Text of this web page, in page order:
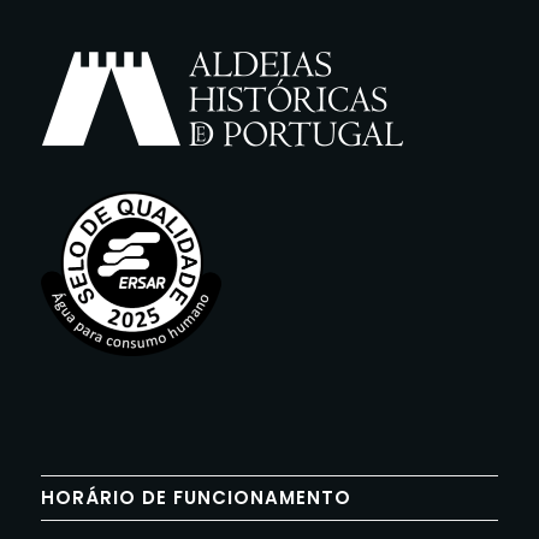
HORÁRIO DE FUNCIONAMENTO